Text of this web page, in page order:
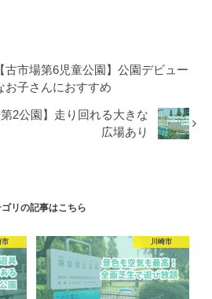
古市場第6児童公園】公園デビュー
お子さんにおすすめ
2公園】走り回れる大きな
広場あり
リの記事はこちら
市 川崎市